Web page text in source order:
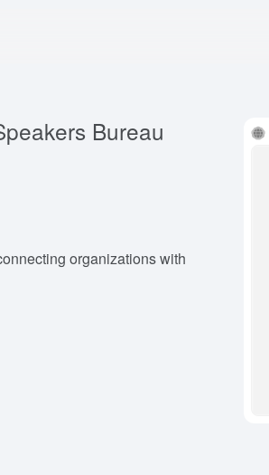
Bureau
organizations with